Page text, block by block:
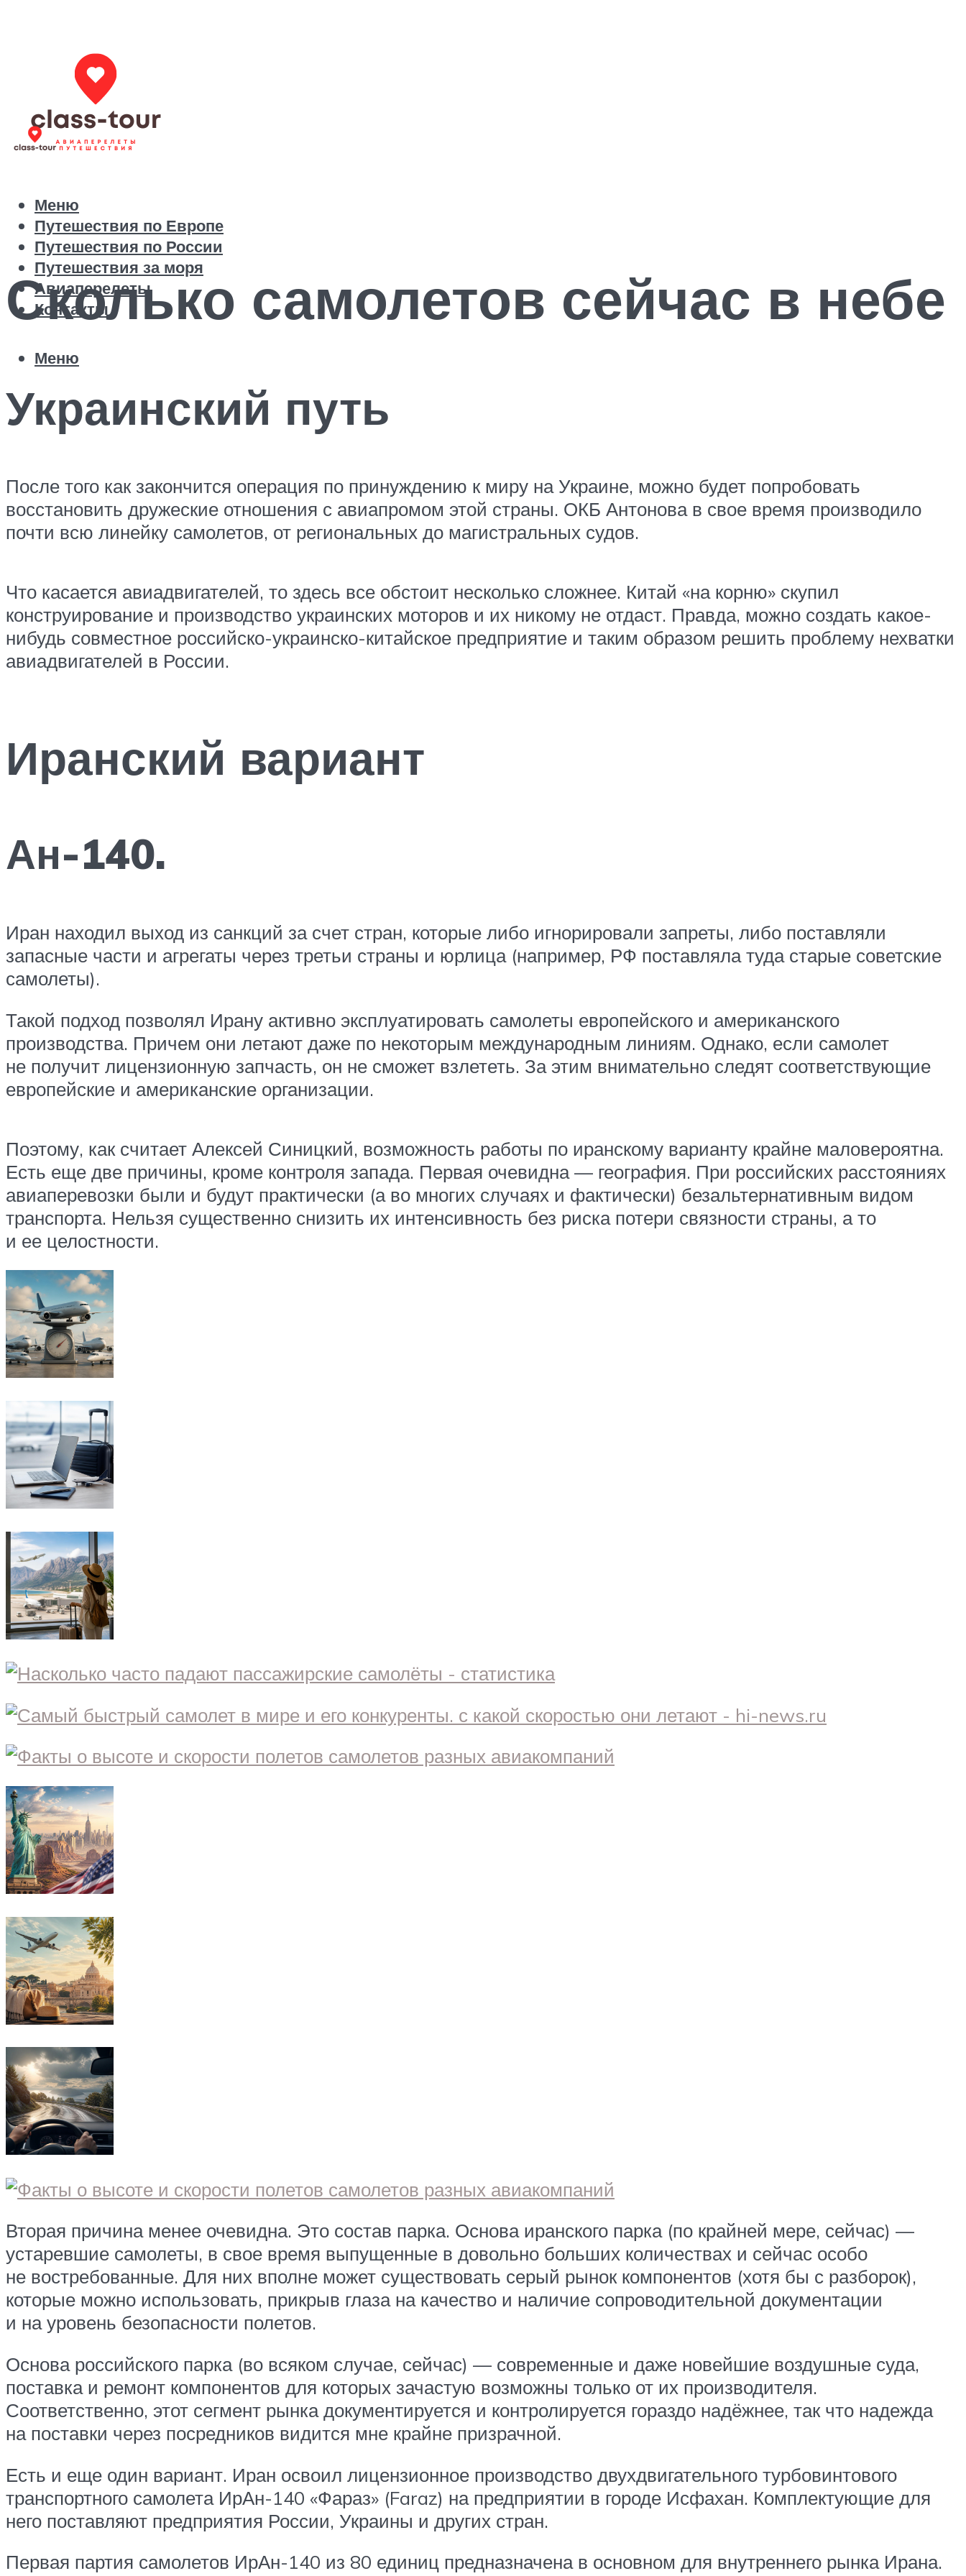
Путешествия по Европе
Путешествия по России
Путешествия за моря
Авиаперелеты
Контакты
Меню
Меню
Сколько самолетов сейчас в небе
Украинский путь
После того как закончится операция по принуждению к миру на Украине, можно будет попробовать
восстановить дружеские отношения с авиапромом этой страны. ОКБ Антонова в свое время производило
почти всю линейку самолетов, от региональных до магистральных судов.
Что касается авиадвигателей, то здесь все обстоит несколько сложнее. Китай «на корню» скупил
конструирование и производство украинских моторов и их никому не отдаст. Правда, можно создать какое-
нибудь совместное российско-украинско-китайское предприятие и таким образом решить проблему нехватки
авиадвигателей в России.
Иранский вариант
Ан-140.
Иран находил выход из санкций за счет стран, которые либо игнорировали запреты, либо поставляли
запасные части и агрегаты через третьи страны и юрлица (например, РФ поставляла туда старые советские
самолеты).
Такой подход позволял Ирану активно эксплуатировать самолеты европейского и американского
производства. Причем они летают даже по некоторым международным линиям. Однако, если самолет
не получит лицензионную запчасть, он не сможет взлететь. За этим внимательно следят соответствующие
европейские и американские организации.
Поэтому, как считает Алексей Синицкий, возможность работы по иранскому варианту крайне маловероятна.
Есть еще две причины, кроме контроля запада. Первая очевидна — география. При российских расстояниях
авиаперевозки были и будут практически (а во многих случаях и фактически) безальтернативным видом
транспорта. Нельзя существенно снизить их интенсивность без риска потери связности страны, а то
и ее целостности.
Вторая причина менее очевидна. Это состав парка. Основа иранского парка (по крайней мере, сейчас) —
устаревшие самолеты, в свое время выпущенные в довольно больших количествах и сейчас особо
не востребованные. Для них вполне может существовать серый рынок компонентов (хотя бы с разборок),
которые можно использовать, прикрыв глаза на качество и наличие сопроводительной документации
и на уровень безопасности полетов.
Основа российского парка (во всяком случае, сейчас) — современные и даже новейшие воздушные суда,
поставка и ремонт компонентов для которых зачастую возможны только от их производителя.
Соответственно, этот сегмент рынка документируется и контролируется гораздо надёжнее, так что надежда
на поставки через посредников видится мне крайне призрачной.
Есть и еще один вариант. Иран освоил лицензионное производство двухдвигательного турбовинтового
транспортного самолета ИрАн-140 «Фараз» (Faraz) на предприятии в городе Исфахан. Комплектующие для
него поставляют предприятия России, Украины и других стран.
Первая партия самолетов ИрАн-140 из 80 единиц предназначена в основном для внутреннего рынка Ирана.